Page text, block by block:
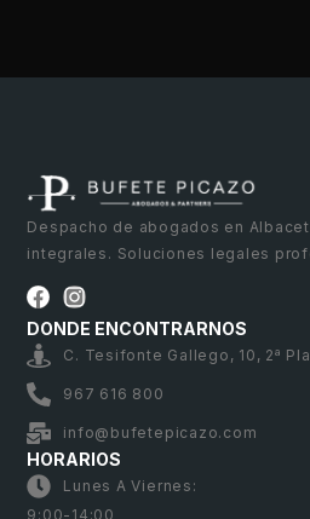
Despacho de abogados en
integrales. Soluciones legales
DONDE ENCONTRARNOS
C. Tesifonte Gallego, 10, 2ª
967 616 800
info@bufetepicazo.com
HORARIOS
Lunes A Viernes:
9:00-14:00